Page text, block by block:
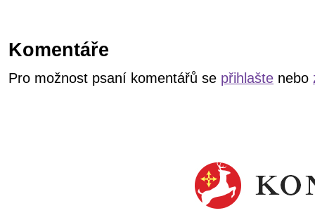
Komentáře
Pro možnost psaní komentářů se přihlašte nebo